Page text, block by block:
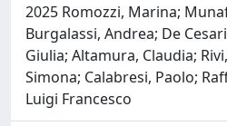
2025 Romozzi, Marina;
Burgalassi, Andrea; De
Giulia; Altamura, Claudia;
Simona; Calabresi, Paolo;
Luigi Francesco